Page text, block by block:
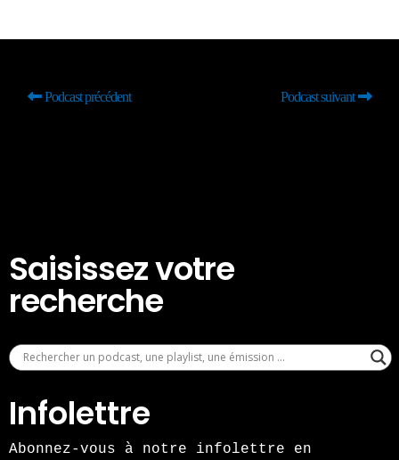
Podcast précédent Podcast suivant
Saisissez votre
recherche
Infolettre
Abonnez-vous à notre infolettre en